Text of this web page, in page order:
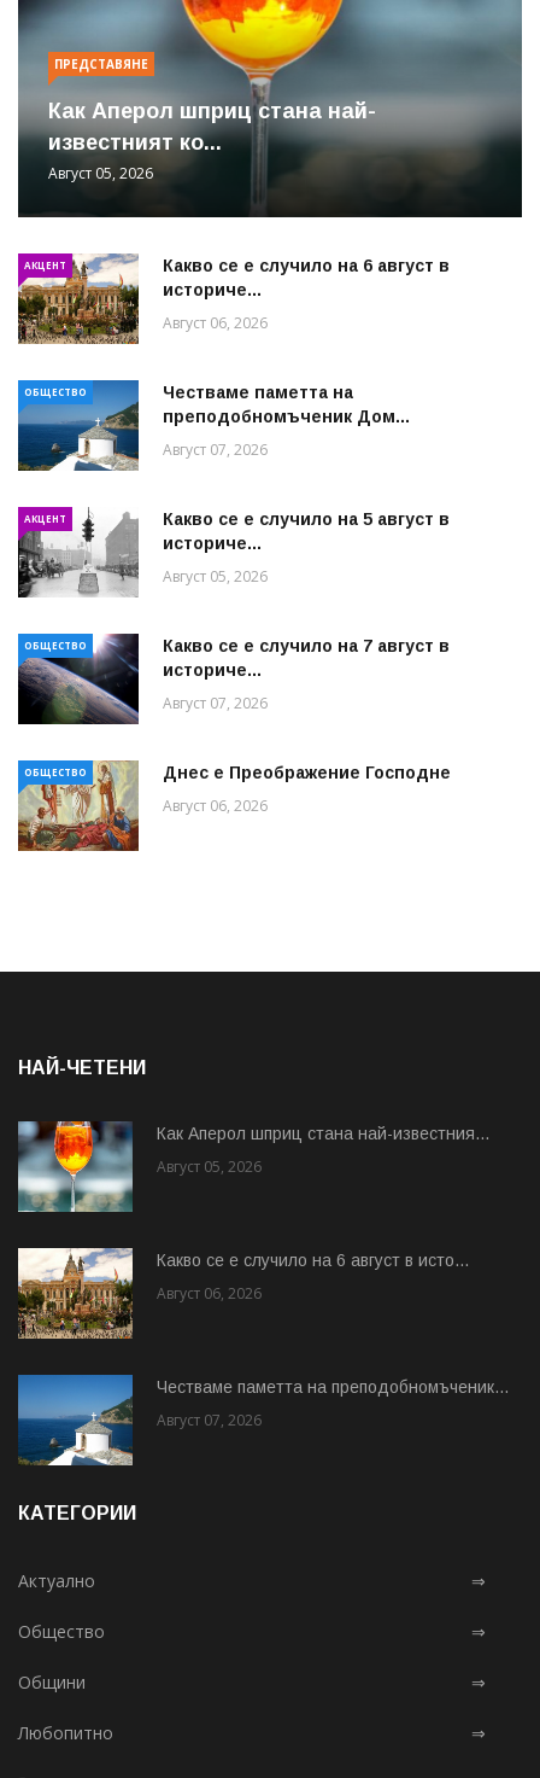
ПРЕДСТАВЯНЕ
Как Аперол шприц стана най-
известният ко...
Август 05, 2026
АКЦЕНТ
Какво се е случило на 6 август в
историче...
Август 06, 2026
ОБЩЕСТВО
Честваме паметта на
преподобномъченик Дом...
Август 07, 2026
АКЦЕНТ
Какво се е случило на 5 август в
историче...
Август 05, 2026
ОБЩЕСТВО
Какво се е случило на 7 август в
историче...
Август 07, 2026
ОБЩЕСТВО Днес е Преображение Господне
Август 06, 2026
НАЙ-ЧЕТЕНИ
Как Аперол шприц стана най-известния...
Август 05, 2026
Какво се е случило на 6 август в исто...
Август 06, 2026
Честваме паметта на преподобномъченик...
Август 07, 2026
КАТЕГОРИИ
Актуално ⇒
Общество ⇒
Общини ⇒
Любопитно ⇒